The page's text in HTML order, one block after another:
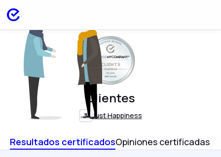
CLIENTS
FRANCE
SEP 2025
Clientes
Just Happiness
Resultados certificadosOpiniones certificadas